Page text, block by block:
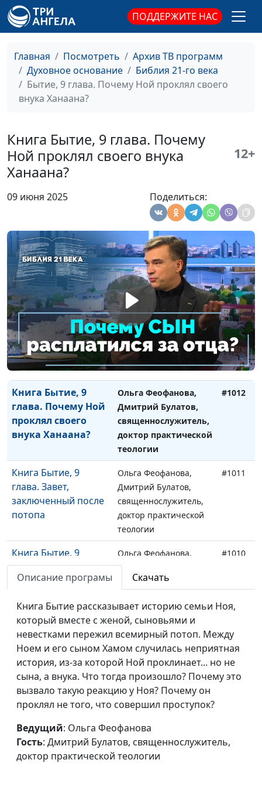
ПОДДЕРЖИТЕ НАС
Главная Посмотреть
Архив ТВ программ
Духовное основание
Библия 21-го века
Бытие, 9 глава. Почему Ной проклял своего
внука Ханаана?
Книга Бытие, 9 глава. Почему
Ной проклял своего внука
Ханаана?
12+
09 июня 2025 Поделиться:
Авраам и Лот делят
территорию
священнослужитель,
доктор практической
Книга Бытие, 12
глава. Почему
Авраам выдал жену
Ольга Феофанова,
Дмитрий Булатов,
Бытие, 11 и 12 главы.
Бог избирает
Авраама
Ольга Феофанова,
Дмитрий Булатов,
доктор практической
теологии
#1015
Книга Бытие, 11
глава. Вавилонская
башня и смешение
языков
Ольга Феофанова,
Дмитрий Булатов,
священнослужитель,
доктор практической
теологии
#1014
Книга Бытие, 10
глава. О чем
расскажет
родословная
потомков Ноя
Ольга Феофанова,
Дмитрий Булатов,
священнослужитель,
доктор практической
теологии
#1013
Книга Бытие, 9
глава. Почему Ной
проклял своего
внука Ханаана?
Ольга Феофанова,
Дмитрий Булатов,
священнослужитель,
доктор практической
теологии
#1012
Книга Бытие, 9
глава. Завет,
заключенный после
потопа
Ольга Феофанова,
Дмитрий Булатов,
священнослужитель,
доктор практической
теологии
#1011
Книга Бытие, 9
глава.
Благословение Ноя
Ольга Феофанова,
Дмитрий Булатов,
священнослужитель,
теологии
#1010
Книга Бытие, 8
глава. Новая жизнь
после Всемирного
потопа
Ольга Феофанова,
Дмитрий Булатов,
священнослужитель,
доктор практической
теологии
#1009
Книга Бытие, 7
глава. Каким был
Всемирный потоп
Ольга Феофанова,
Дмитрий Булатов,
священнослужитель,
доктор практической
Описание програмы Скачать
Книга Бытие рассказывает историю семьи Ноя,
который вместе с женой, сыновьями и
невестками пережил всемирный потоп. Между
Ноем и его сыном Хамом случилась неприятная
история, из-за которой Ной проклинает... но не
сына, а внука. Что тогда произошло? Почему это
вызвало такую реакцию у Ноя? Почему он
проклял не того, что совершил проступок?
Ведущий: Ольга Феофанова
Гость: Дмитрий Булатов, священнослужитель,
доктор практической теологии